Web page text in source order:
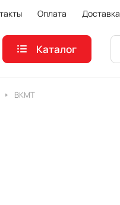
Оплата Доставка
Каталог
ВКМТ